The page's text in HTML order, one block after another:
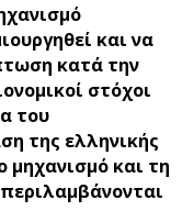
και να
κατά την
στόχοι
του
της ελληνικής
μηχανισμό και τη